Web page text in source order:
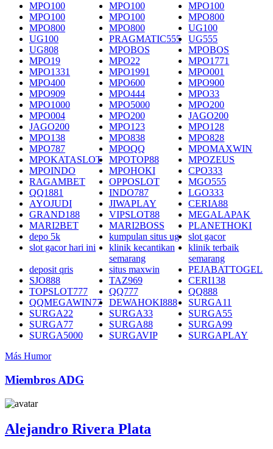
MPO100 MPO100
MPO100
MPO100
MPO100
MPO800
MPO800
MPO800
UG100
UG100
PRAGMATIC555
UG555
UG808
MPOBOS
MPOBOS
MPO19
MPO22
MPO1771
MPO1331
MPO1991
MPO001
MPO400
MPO600
MPO900
MPO909
MPO444
MPO33
MPO1000
MPO5000
MPO200
MPO004
MPO200
JAGO200
JAGO200
MPO123
MPO128
MPO138
MPO838
MPO828
MPO787
MPOQQ
MPOMAXWIN
MPOKATASLOT
MPOTOP88
MPOZEUS
MPOINDO
MPOHOKI
CPO333
RAGAMBET
OPPOSLOT
MGO555
QQ1881
INDO787
LGO333
AYOJUDI
JIWAPLAY
CERIA88
GRAND188
VIPSLOT88
MEGALAPAK
MARI2BET
MARI2BOSS
PLANETHOKI
depo 5k
kumpulan situs ug
slot gacor
slot gacor hari ini
klinik kecantikan
semarang
klinik terbaik
semarang
deposit qris
situs maxwin
PEJABATTOGEL
SJO888
TAZ969
CERI138
TOPSLOT777
QQ777
QQ888
QQMEGAWIN77
DEWAHOKI888
SURGA11
SURGA22
SURGA33
SURGA55
SURGA77
SURGA88
SURGA99
SURGA5000
SURGAVIP
SURGAPLAY
Más Humor
Miembros ADG
Alejandro Rivera Plata